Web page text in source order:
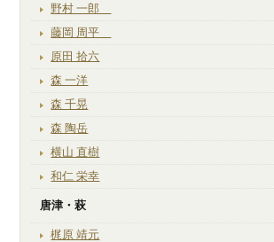
野村 一郎
藤岡 周平
原田 拾六
森 一洋
森 千晃
森 陶岳
横山 直樹
和仁 栄幸
唐津・萩
梶原 靖元